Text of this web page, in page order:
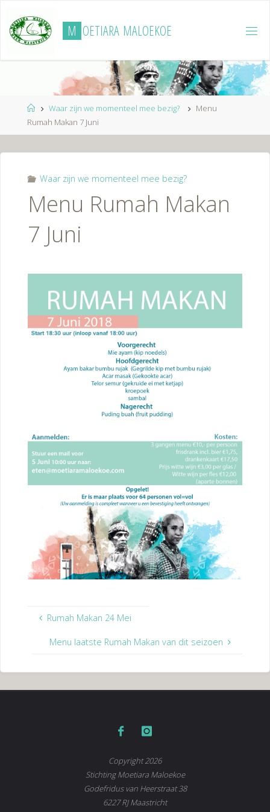
naar
de
M OETIARA MALOEKOE
HomeWaar zijn we momenteel mee bezig?
Menu
Rumah Makan 7 Juni
Waar zijn we momenteel mee bezig?
Menu Rumah Makan
7 Juni
Rumah Makan 24 Mei
Menu laatste Rumah Makan van dit seizoen
Copyright 2026
Stichting Moetiara Maloekoe
Godefridus van Heerstraat 38
6227 RJ Maastricht